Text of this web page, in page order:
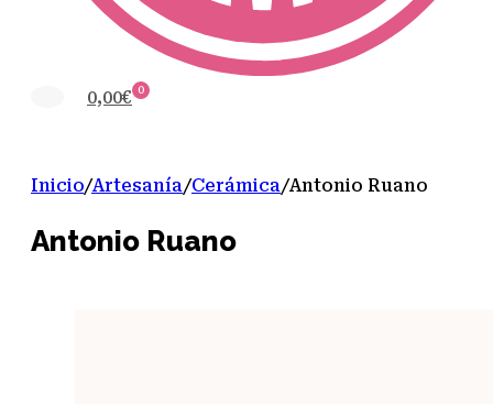
0
0,00€
Inicio/Artesanía/Cerámica/Antonio Ruano
Antonio Ruano